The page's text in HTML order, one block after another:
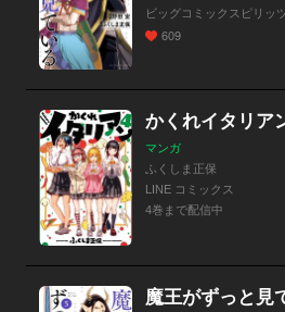
ビッグコミックスピリッ
609
かくれイタリア
マンガ
ふくしま正保
LINE コミックス
4巻まで配信中
魔王がずっと見